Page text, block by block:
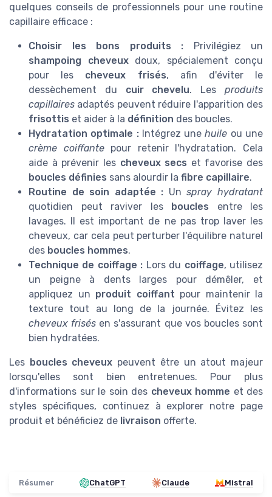
quelques conseils de professionnels pour une routine
capillaire efficace :
Choisir les bons produits : Privilégiez un
shampoing cheveuxdoux, spécialement conçu
pour les cheveux frisés, afin d'éviter le
dessèchement du cuir chevelu. Lesproduits
capillaires adaptés peuvent réduire l'apparition des
frisottis et aider à la définition des boucles.
Hydratation optimale :Intégrez unehuile ou une
crème coiffantepour retenir l'hydratation. Cela
aide à prévenir les cheveux secs et favorise des
boucles définies sans alourdir la fibre capillaire.
Routine de soin adaptée : Unspray hydratant
quotidien peut raviver les
boucles entre les
lavages. Il est important de ne pas trop laver les
cheveux, car cela peut perturber l'équilibre naturel
des boucles hommes.
Technique de coiffage : Lors du coiffage, utilisez
un peigne à dents larges pour démêler, et
appliquez un produit coiffant pour maintenir la
texture tout au long de la journée. Évitez les
cheveux frisés en s'assurant que vos boucles sont
bien hydratées.
Les boucles cheveux peuvent être un atout majeur
lorsqu'elles sont bien entretenues. Pour plus
d'informations sur le soin des cheveux homme et des
styles spécifiques, continuez à explorer notre page
produit et bénéficiez de livraison offerte.
Résumer ChatGPT Claude Mistral